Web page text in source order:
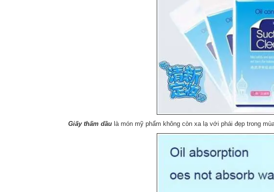
Giấy thấm dầulà món mỹ phẩm không còn xa lạ với phái đẹp trong